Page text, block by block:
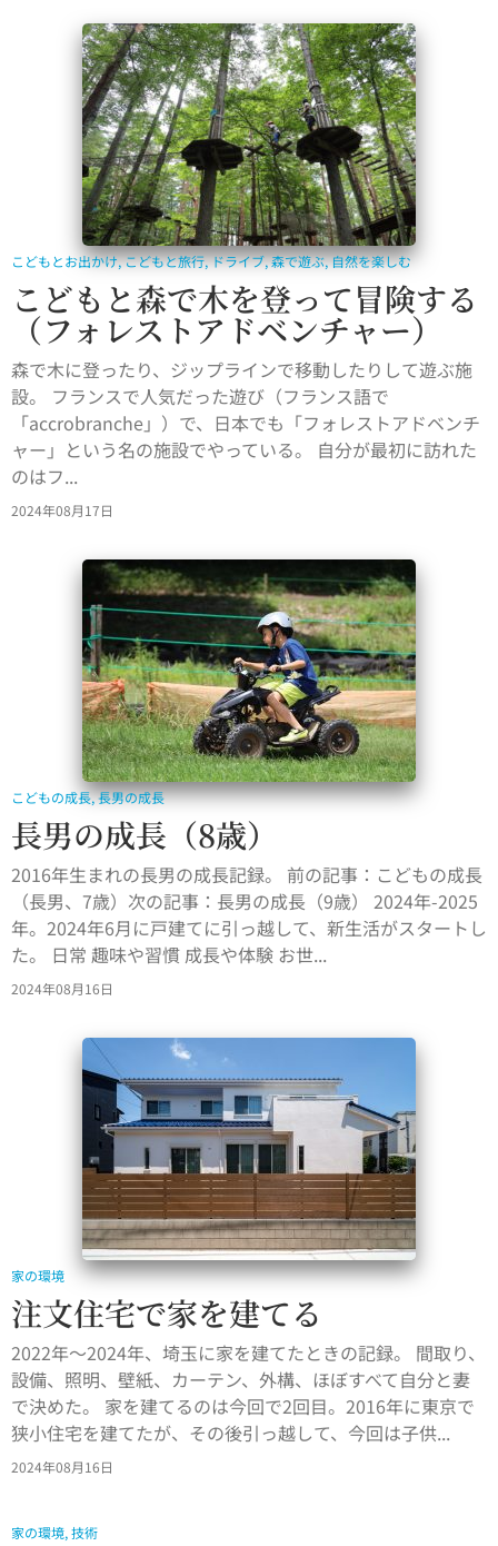
こどもとお出かけ,こどもと旅行,ドライブ,森で遊ぶ,自然を楽しむ
こどもと森で木を登って冒険する
（フォレストアドベンチャー）
森で木に登ったり、ジップラインで移動したりして遊ぶ施
設。 フランスで人気だった遊び（フランス語で
「accrobranche」）で、日本でも「フォレストアドベンチ
ャー」という名の施設でやっている。 自分が最初に訪れた
のはフ...
2024年08月17日
こどもの成長,長男の成長
長男の成長（8歳）
2016年生まれの長男の成長記録。 前の記事：こどもの成長
（長男、7歳）次の記事：長男の成長（9歳） 2024年-2025
年。2024年6月に戸建てに引っ越して、新生活がスタートし
た。 日常 趣味や習慣 成長や体験 お世...
2024年08月16日
家の環境
注文住宅で家を建てる
2022年〜2024年、埼玉に家を建てたときの記録。 間取り、
設備、照明、壁紙、カーテン、外構、ほぼすべて自分と妻
で決めた。 家を建てるのは今回で2回目。2016年に東京で
狭小住宅を建てたが、その後引っ越して、今回は子供...
2024年08月16日
家の環境,技術